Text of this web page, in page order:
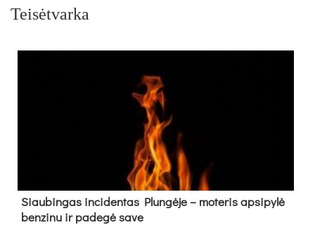
Teisėtvarka
Siau­bin­gas in­ci­den­tas Plun­gė­je – mo­te­ris ap­si­py­lė
ben­zi­nu ir pa­de­gė sa­ve